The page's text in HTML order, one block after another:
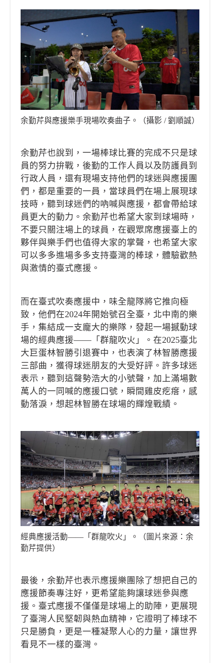
余勤芹與應援樂手現場吹奏曲子。（攝影 / 劉順誠）
余勤芹也說到，一場棒球比賽的完成不只是球
員的努力拚戰，後勤的工作人員以及防護員到
行政人員，還有現場支持他們的球迷與應援團
們，都是重要的一員，當球員們在場上展現球
技時，聽到球迷們的吶喊與應援，都會帶給球
員更大的動力。余勤芹也希望大家到球場時，
不要只關注場上的球員，在觀眾席應援臺上的
夥伴與樂手們也值得大家的掌聲，也希望大家
可以多多進場多多支持臺灣的棒球，體驗歡熱
與激情的臺式應援。
而在臺式吹奏應援中，味全龍隊將它推向極
致，他們在2024年開始號召全臺，北中南的樂
手，集結成一支龐大的樂隊，發起一場撼動球
場的經典應援——「群龍吹火」。在2025臺北
大巨蛋林智勝引退賽中，也表演了林智勝應援
三部曲，獲得球迷朋友的大受好評。許多球迷
表示，聽到這聲勢浩大的小號聲，加上滿場數
萬人的一同喊的應援口號，瞬間雞皮疙瘩，感
動落淚，想起林智勝在球場的輝煌戰績。
經典應援活動——「群龍吹火」。（圖片來源：余
勤芹提供）
最後，余勤芹也表示應援樂團除了想把自己的
應援節奏專注好，更希望能夠讓球迷參與應
援。臺式應援不僅僅是球場上的助陣，更展現
了臺灣人民堅韌與熱血精神，它證明了棒球不
只是勝負，更是一種凝聚人心的力量，讓世界
看見不一樣的臺灣。